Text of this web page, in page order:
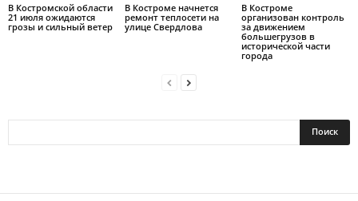
В Костромской области
21 июля ожидаются
грозы и сильный ветер
В Костроме начнется
ремонт теплосети на
улице Свердлова
В Костроме
организован контроль
за движением
большегрузов в
исторической части
города